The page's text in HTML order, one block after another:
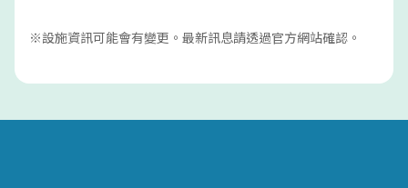
※設施資訊可能會有變更。最新訊息請透過官方網站確認。